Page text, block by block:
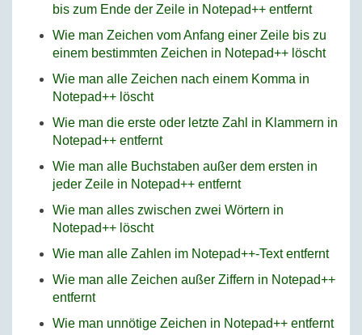
bis zum Ende der Zeile in Notepad++ entfernt
Wie man Zeichen vom Anfang einer Zeile bis zu
einem bestimmten Zeichen in Notepad++ löscht
Wie man alle Zeichen nach einem Komma in
Notepad++ löscht
Wie man die erste oder letzte Zahl in Klammern in
Notepad++ entfernt
Wie man alle Buchstaben außer dem ersten in
jeder Zeile in Notepad++ entfernt
Wie man alles zwischen zwei Wörtern in
Notepad++ löscht
Wie man alle Zahlen im Notepad++-Text entfernt
Wie man alle Zeichen außer Ziffern in Notepad++
entfernt
Wie man unnötige Zeichen in Notepad++ entfernt